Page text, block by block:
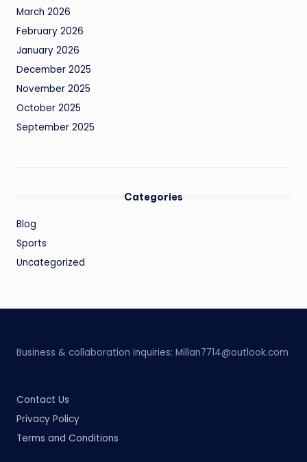
March 2026
February 2026
January 2026
December 2025
November 2025
October 2025
September 2025
Categories
Blog
Sports
Uncategorized
Business & collaboration inquiries: Millan7714@outlook.com
Contact Us
Privacy Policy
Terms and Conditions